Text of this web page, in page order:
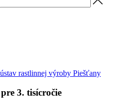
rastlinnej výroby Piešťany
3. tisícročie